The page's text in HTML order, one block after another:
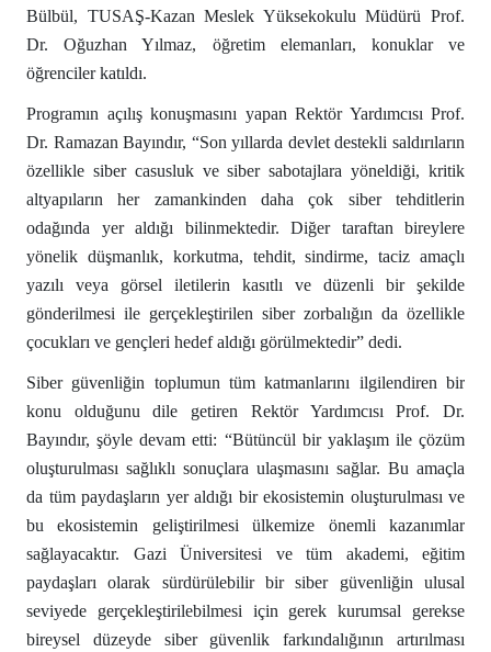
Bülbül, TUSAŞ-Kazan Meslek Yüksekokulu Müdürü Prof.
Dr. Oğuzhan Yılmaz, öğretim elemanları, konuklar ve
öğrenciler katıldı.
Programın açılış konuşmasını yapan Rektör Yardımcısı Prof.
Dr. Ramazan Bayındır, “Son yıllarda devlet destekli saldırıların
özellikle siber casusluk ve siber sabotajlara yöneldiği, kritik
altyapıların her zamankinden daha çok siber tehditlerin
odağında yer aldığı bilinmektedir. Diğer taraftan bireylere
yönelik düşmanlık, korkutma, tehdit, sindirme, taciz amaçlı
yazılı veya görsel iletilerin kasıtlı ve düzenli bir şekilde
gönderilmesi ile gerçekleştirilen siber zorbalığın da özellikle
çocukları ve gençleri hedef aldığı görülmektedir” dedi.
Siber güvenliğin toplumun tüm katmanlarını ilgilendiren bir
konu olduğunu dile getiren Rektör Yardımcısı Prof. Dr.
Bayındır, şöyle devam etti: “Bütüncül bir yaklaşım ile çözüm
oluşturulması sağlıklı sonuçlara ulaşmasını sağlar. Bu amaçla
da tüm paydaşların yer aldığı bir ekosistemin oluşturulması ve
bu ekosistemin geliştirilmesi ülkemize önemli kazanımlar
sağlayacaktır. Gazi Üniversitesi ve tüm akademi, eğitim
paydaşları olarak sürdürülebilir bir siber güvenliğin ulusal
seviyede gerçekleştirilebilmesi için gerek kurumsal gerekse
bireysel düzeyde siber güvenlik farkındalığının artırılması